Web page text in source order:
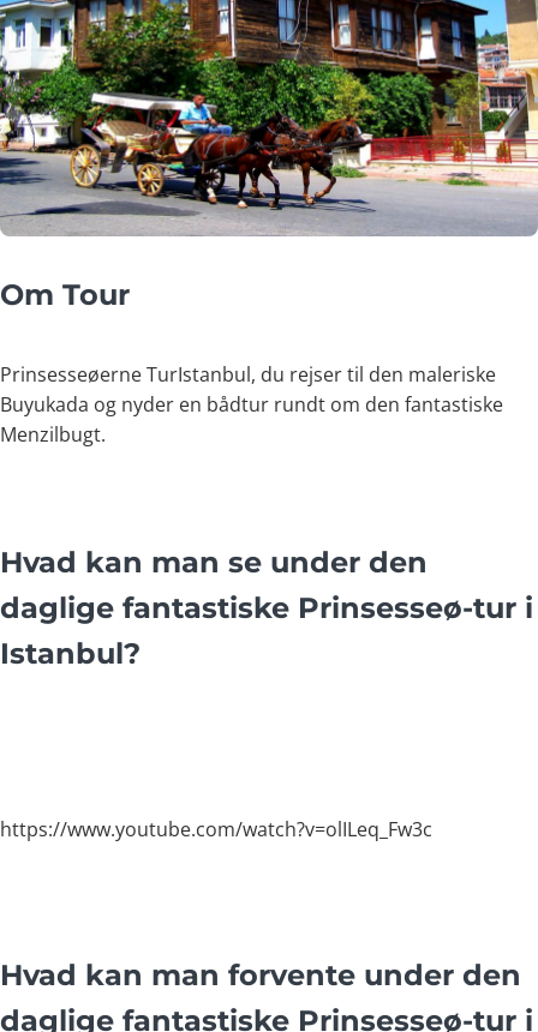
Om Tour
Prinsesseøerne TurIstanbul, du rejser til den maleriske
Buyukada og nyder en bådtur rundt om den fantastiske
Menzilbugt.
Hvad kan man se under den
daglige fantastiske Prinsesseø-tur i
Istanbul?
https://www.youtube.com/watch?v=olILeq_Fw3c
Hvad kan man forvente under den
daglige fantastiske Prinsesseø-tur i